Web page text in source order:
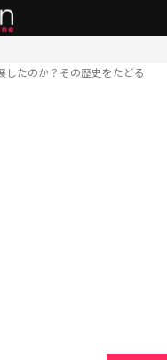
たのか？その歴史をたどる